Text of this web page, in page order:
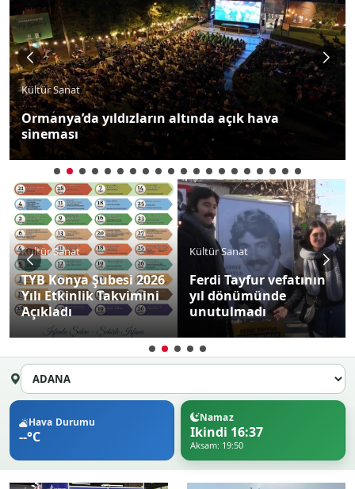
Kültür Sanat
Ormanya’da yıldızların altında açık hava
sineması
Kültür Sanat
TYB Konya Şubesi 2026
Yılı Etkinlik Takvimini
Açıkladı
Kültür Sanat
Ferdi Tayfur vefatının
yıl dönümünde
unutulmadı
Hava Durumu
--°C
Namaz
Ikindi 16:37
Aksam: 19:50